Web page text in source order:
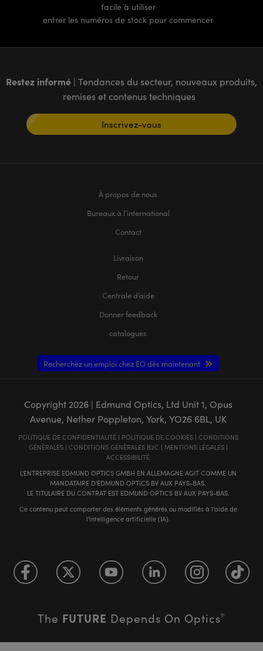
facile à utiliser
entrer les numéros de stock pour commencer
Restez informé | Tendances du secteur, nouveaux produits,
remises et contenus techniques
Inscrivez-vous
À propos de nous
Bureaux à l’international
Contact
Livraison
Retour
Centrale d’aide
Donner feedback
catalogues
Recherchez un emploi chez EO dès maintenant
Copyright 2026| Edmund Optics, Ltd Unit 1, Opus
Avenue, Nether Poppleton, York, YO26 6BL, UK
POLITIQUE DE CONFIDENTIALITÉ| POLITIQUE DE COOKIES| CONDITIONS
GÉNÈRALES| CONDITIONS GÉNÈRALES B2C | MENTIONS LÉGALES|
ACCESSIBILITÉ
L'ENTREPRISE EDMUND OPTICS GMBH EN ALLEMAGNE AGIT COMME UN
MANDATAIRE D'EDMUND OPTICS BV AUX PAYS-BAS.
LE TITULAIRE DU CONTRAT EST EDMUND OPTICS BV AUX PAYS-BAS.
Ce contenu peut comporter des éléments générés ou modifiés à l'aide de
l'intelligence artificielle (IA).
The FUTURE Depends On Optics®